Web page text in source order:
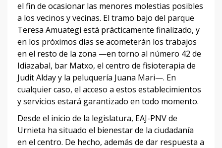
el fin de ocasionar las menores molestias posibles
a los vecinos y vecinas. El tramo bajo del parque
Teresa Amuategi está prácticamente finalizado, y
en los próximos días se acometerán los trabajos
en el resto de la zona —en torno al número 42 de
Idiazabal, bar Matxo, el centro de fisioterapia de
Judit Alday y la peluquería Juana Mari—. En
cualquier caso, el acceso a estos establecimientos
y servicios estará garantizado en todo momento.
Desde el inicio de la legislatura, EAJ-PNV de
Urnieta ha situado el bienestar de la ciudadanía
en el centro. De hecho, además de dar respuesta a